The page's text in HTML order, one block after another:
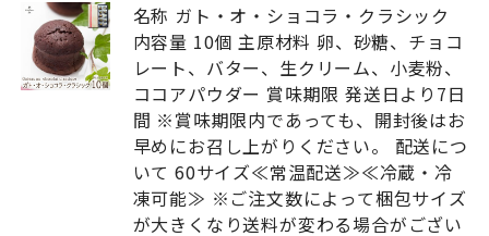
名称 ガト・オ・ショコラ・クラシック
内容量 10個 主原材料 卵、砂糖、チョコ
レート、バター、生クリーム、小麦粉、
ココアパウダー 賞味期限 発送日より7日
間 ※賞味期限内であっても、開封後はお
早めにお召し上がりください。 配送につ
いて 60サイズ≪常温配送≫≪冷蔵・冷
凍可能≫ ※ご注文数によって梱包サイズ
が大きくなり送料が変わる場合がござい